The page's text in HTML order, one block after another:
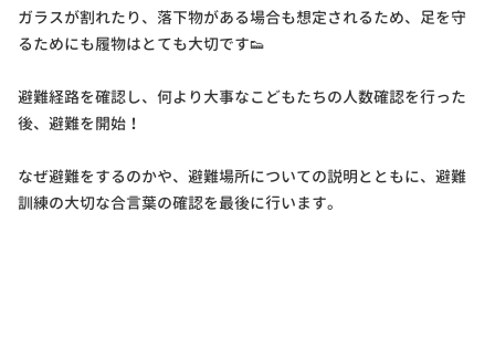
ガラスが割れたり、落下物がある場合も想定されるため、足を守
るためにも履物はとても大切です👟
避難経路を確認し、何より大事なこどもたちの人数確認を行った
後、避難を開始！
なぜ避難をするのかや、避難場所についての説明とともに、避難
訓練の大切な合言葉の確認を最後に行います。